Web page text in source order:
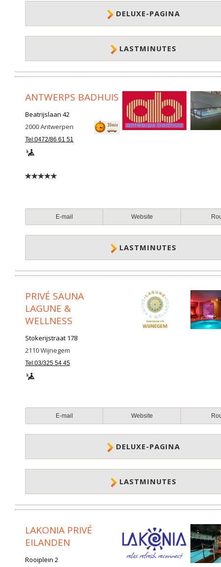
DELUXE-PAGINA
LASTMINUTES
ANTWERPS BADHUIS
Beatrijslaan 42
2000Antwerpen
Tel:0472/86 61 51
E-mail Website
LASTMINUTES
PRIVÉ SAUNA
LAGUNE &
WELLNESS
Stokerijstraat 178
2110Wijnegem
Tel:03/325 54 45
E-mail Website
DELUXE-PAGINA
LASTMINUTES
LAKONIA PRIVÉ
EILANDEN
Rooiplein 2